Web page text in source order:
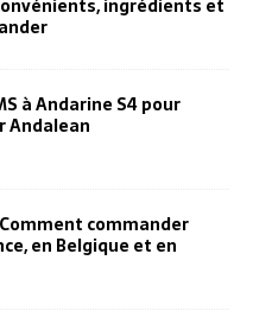
ingrédients et
à Andarine S4 pour
Andalean
commander
en Belgique et en